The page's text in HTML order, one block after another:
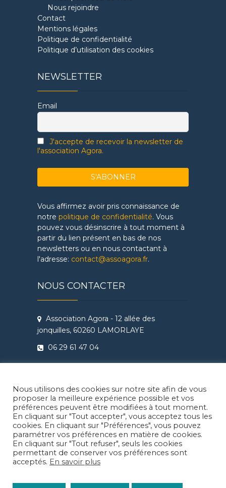
Nous rejoindre
Contact
Mentions légales
Politique de confidentialité
Politique d’utilisation des cookies
NEWSLETTER
Email
J'accepte de recevoir la newsletter de
l'association Agora.
Vous affirmez avoir pris connaissance de
notre politique de confidentialité. Vous
pouvez vous désinscrire à tout moment à
partir du lien présent en bas de nos
newsletters ou en nous contactant à
l'adresse: contact@assoagora.fr.
NOUS CONTACTER
Association Agora - 12 allée des
jonquilles, 60260 LAMORLAYE
06 29 61 47 04
Règlement intérieur Agora - Ateliers
Théâtre & Cinéma
FacebookInstragramLinkedIn
Nous utilisons des cookies sur notre site afin de vous
proposer la meilleure expérience possible et vos
préférences peuvent être modifiées à tout moment.
En cliquant sur "Tout accepter", vous acceptez tous les
cookies. En cliquant sur "Préférences", vous pouvez
paramétrer vos préférences en matière de cookies.
En cliquant sur "Tout refuser", seuls les cookies
permettant de conserver vos préférences sont
acceptés. En savoir plus